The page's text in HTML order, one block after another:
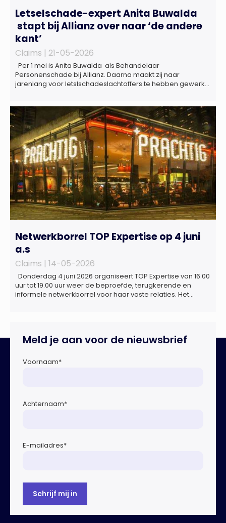
Letselschade-expert Anita Buwalda
stapt bij Allianz over naar ‘de andere
kant’
Claims | 21-05-2026
Per 1 mei is Anita Buwalda als Behandelaar
Personenschade bij Allianz. Daarna maakt zij naar
jarenlang voor letslschadeslachtoffers te hebben gewerkt
naam van Buwalda Letselschade, waarin zij onder meer
werkzaam was voor ZLM, Ard Korevaar Personenschade,
Overtoom […]
Netwerkborrel TOP Expertise op 4 juni
a.s
Claims | 14-05-2026
Donderdag 4 juni 2026 organiseert TOP Expertise van 16.00
uur tot 19.00 uur weer de beproefde, terugkerende en
informele netwerkborrel voor haar vaste relaties. Het
Meld je aan voor de nieuwsbrief
Voornaam*
Achternaam*
E-mailadres*